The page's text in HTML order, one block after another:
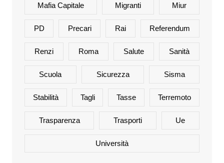
Mafia Capitale Migranti Miur
PD Precari Rai Referendum
Renzi Roma Salute Sanità
Scuola Sicurezza Sisma
Stabilità Tagli Tasse Terremoto
Trasparenza Trasporti Ue
Università